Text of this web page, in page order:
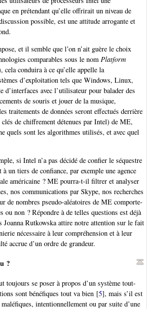
en prétendant qu’elle offrirait un niveau de
possible, est une attitude arrogante et
et il semble que l’on n’ait guère le choix
comparables sous le nom Platform
cela conduira à ce qu’elle appelle la
d’exploitation tels que Windows, Linux,
avec l’utilisateur pour balader des
de souris et jouer de la musique,
traitements de données seront effectués derrière
de chiffrement détenues par Intel) de ME,
quels sont les algorithmes utilisés, et avec quel
si Intel n’a pas décidé de confier le séquestre
un tiers de confiance, par exemple une agence
américaine ? ME pourra-t-il filtrer et analyser
nos communications par Skype, nos recherches
de nombres pseudo-aléatoires de ME comporte-
ou non ? Répondre à de telles questions est déjà
Rutkowska attire notre attention sur le fait
nécessaire à leur compréhension et à leur
accrue d’un ordre de grandeur.
?
toujours se poser à propos d’un système tout-
sont bénéfiques tout va bien [5], mais s’il est
intentionnellement ou par suite d’une